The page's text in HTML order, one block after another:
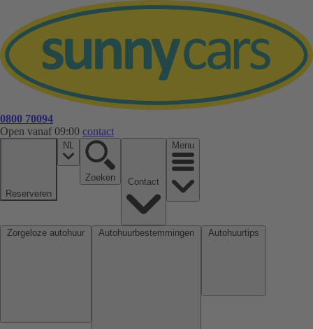
0800 70094
Open vanaf 09:00 contact
Reserveren
NL
Zoeken
Menu